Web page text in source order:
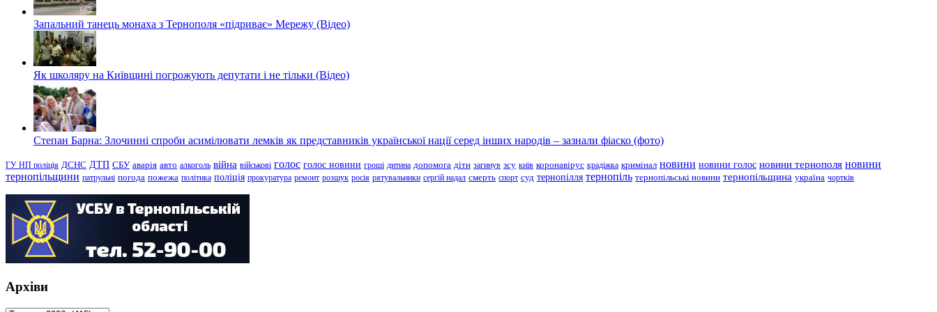
Запальний танець монаха з Тернополя «підриває» Мережу (Відео)
Як школяру на Київщині погрожують депутати і не тільки (Відео)
Степан Барна: Злочинні спроби асимілювати лемків як представників української нації серед інших народів – зазнали фіаско (фото)
ГУ НП поліція ДСНС ДТП СБУ аварія авто алкоголь війна військові голос голос новини гроші дитина допомога діти загинув зсу київ коронавірус крадіжка кримінал новини новини голос новини тернополя новини
тернопільщини патрульні погода пожежа політика поліція прокуратура ремонт розшук росія рятувальники сергій надал смерть спорт суд тернопілля тернопіль тернопільські новини тернопільщина україна чортків
Архіви